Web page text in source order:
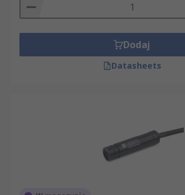
Dodaj
Datasheets